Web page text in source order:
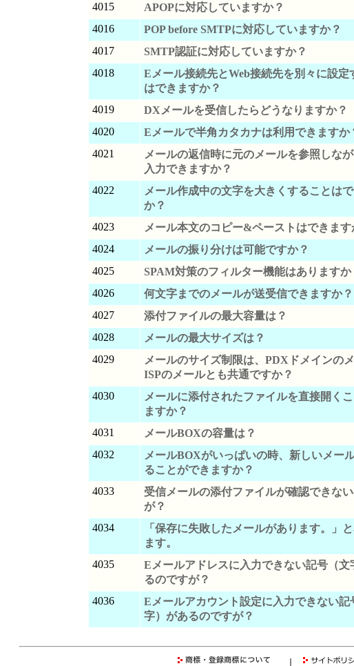
4015
APOPに対応していますか？
4016
POP before SMTPに対応していますか？
4017
SMTP認証に対応していますか？
4018
Eメール接続先とWeb接続先を別々に設定
はできますか？
4019 DXメールを受信したらどうなりますか？
4020
Eメールで半角カタカナは利用できますか
4021
メールの返信時に元のメールを参照しな
入力できますか？
4022
メール作成中の文字を大きくすることは
か？
4023 メール本文のコピー&ペーストはできます
4024
メールの振り分けは可能ですか？
4025
SPAM対策のフィルター機能はありますか
4026
何文字までのメールが送受信できますか？
4027
添付ファイルの最大容量は？
4028
メールの最大サイズは？
4029
メールのサイズ制限は、PDXドメインの
ISPのメールとも共通ですか？
4030
メールに添付されたファイルを直接開く
ますか？
4031 メールBOXの容量は？
4032
メールBOXがいっぱいの時、新しいメー
ることができますか？
4033
受信メールの添付ファイルが確認できな
が？
4034
「保存に失敗したメールがあります。」
ます。
4035
Eメールアドレスに入力できない記号（文
るのですが？
4036
Eメールアカウント設定に入力できない記
字）があるのですが？